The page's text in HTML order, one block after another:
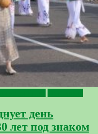
день
лет под знаком